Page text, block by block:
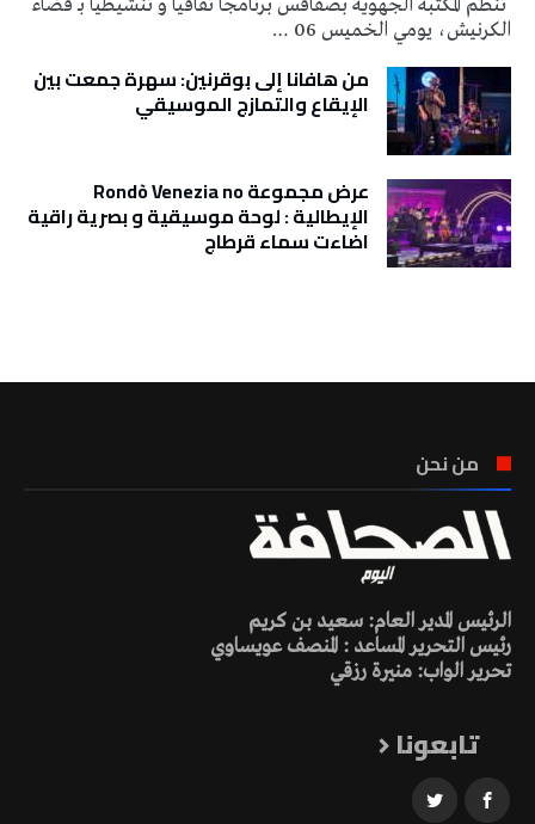
تنظم المكتبة الجهوية بصفاقس برنامجا ثقافيا و تنشيطيا بـ فضاء
الكرنيش، يومي الخميس 06 …
من هافانا إلى بوقرنين: سهرة جمعت بين
الإيقاع والتمازج الموسيقي
عرض مجموعة Rondò Venezia no
الإيطالية : لوحة موسيقية و بصرية راقية
اضاءت سماء قرطاج
من نحن
الرئيس المدير العام: سعيد بن كريم
رئيس التحرير المساعد : المنصف عويساوي
تحرير الواب: منيرة رزقي
تابعونا